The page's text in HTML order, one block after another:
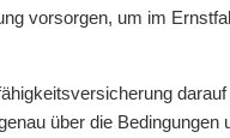
vorsorgen, um im
über die Bedingungen